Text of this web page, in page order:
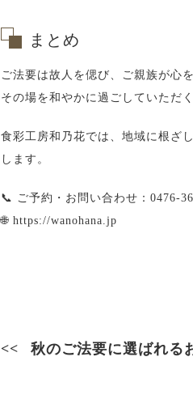
まとめ
ご法要は故人を偲び、ご親族が心
その場を和やかに過ごしていただ
食彩工房和乃花では、地域に根ざ
します。
📞 ご予約・お問い合わせ：0476-
🌐 https://wanohana.jp
秋のご法要に選ばれる